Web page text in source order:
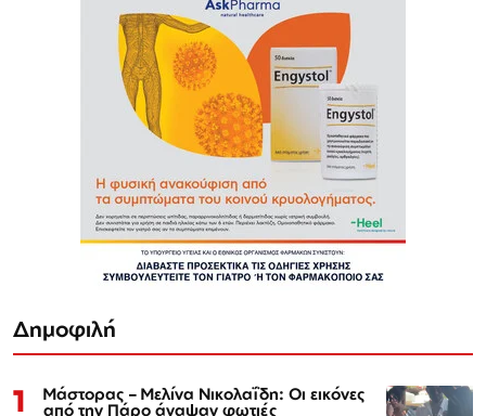
Δημοφιλή
1 Μάστορας – Μελίνα Νικολαΐδη: Οι εικόνες
από την Πάρο άναψαν φωτιές